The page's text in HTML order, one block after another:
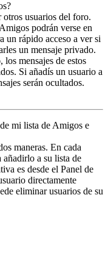
usuarios del foro.
podrán verse en
un rápido acceso a ver si
un mensaje privado.
mensajes de estos
Si añadís un usuario a
serán ocultados.
mi lista de Amigos e
maneras. En cada
a su lista de
es desde el Panel de
directamente
eliminar usuarios de su